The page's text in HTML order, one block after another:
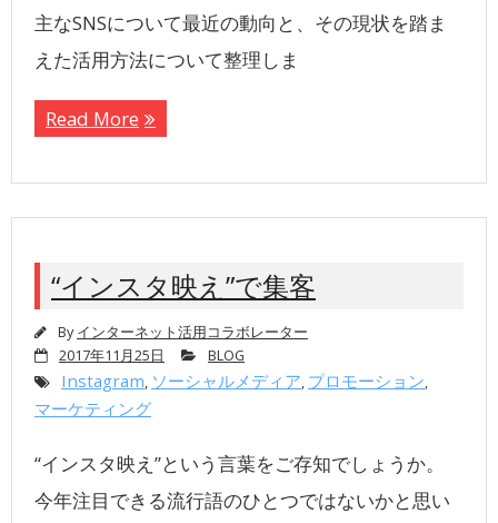
主なSNSについて最近の動向と、その現状を踏ま
えた活用方法について整理しま
Read More
“インスタ映え”で集客
Byインターネット活用コラボレーター
2017年11月25日
BLOG
Instagram, ソーシャルメディア, プロモーション,
マーケティング
“インスタ映え”という言葉をご存知でしょうか。
今年注目できる流行語のひとつではないかと思い